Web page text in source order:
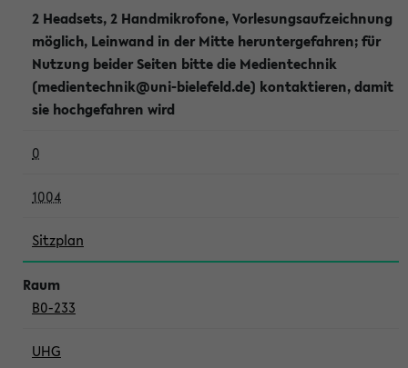
2 Headsets, 2 Handmikrofone, Vorlesungsaufzeichnung
möglich, Leinwand in der Mitte heruntergefahren; für
Nutzung beider Seiten bitte die Medientechnik
(medientechnik@uni-bielefeld.de) kontaktieren, damit
sie hochgefahren wird
0
1004
Sitzplan
B0-233
UHG